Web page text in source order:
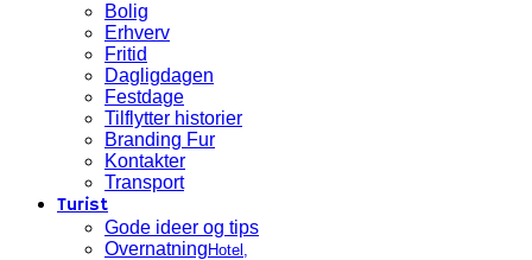
Bolig
Erhverv
Fritid
Dagligdagen
Festdage
Tilflytter historier
Branding Fur
Kontakter
Transport
Turist
Gode ideer og tips
Overnatning Hotel,